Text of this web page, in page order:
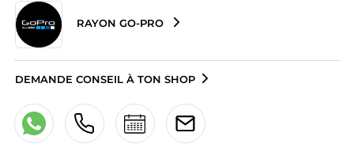
RAYON GO-PRO
DEMANDE CONSEIL À TON SHOP